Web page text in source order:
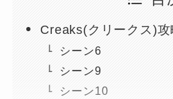
Creaks(クリークス)攻
シーン6
シーン9
シーン10